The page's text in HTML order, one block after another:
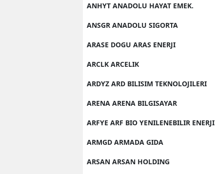
ANHYT ANADOLU HAYAT EMEK.
ANSGR ANADOLU SIGORTA
ARASE DOGU ARAS ENERJI
ARCLK ARCELIK
ARDYZ ARD BILISIM TEKNOLOJILERI
ARENA ARENA BILGISAYAR
ARFYE ARF BIO YENILENEBILIR ENERJI
ARMGD ARMADA GIDA
ARSAN ARSAN HOLDING